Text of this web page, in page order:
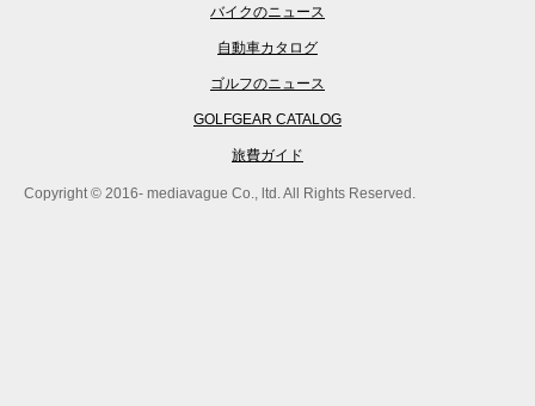
バイクのニュース
自動車カタログ
ゴルフのニュース
GOLFGEAR CATALOG
旅費ガイド
Copyright © 2016- mediavague Co., ltd. All Rights Reserved.